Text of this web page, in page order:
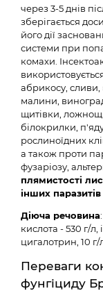
через 3-5 днів
зберігається
його дії
системи при
комахи.
абрикосу,
малини,
щитівки,
білокрилки,
рослиноїдних
а також проти
фузаріозу,
плямистості
інших паразитів
Діюча речовина
кислота - 530 г/л,
цигалотрин, 10 г/
Переваги
фунгіциду